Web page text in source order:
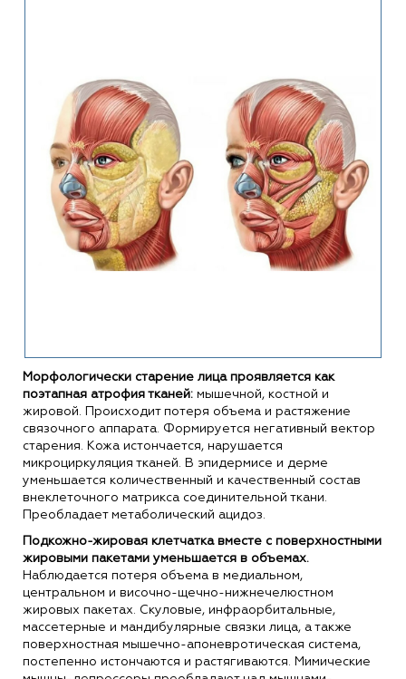
Морфологически старение лица проявляется как
поэтапная атрофия тканей: мышечной, костной и
жировой. Происходит потеря объема и растяжение
связочного аппарата. Формируется негативный вектор
старения. Кожа истончается, нарушается
микроциркуляция тканей. В эпидермисе и дерме
уменьшается количественный и качественный состав
внеклеточного матрикса соединительной ткани.
Преобладает метаболический ацидоз.
Подкожно-жировая клетчатка вместе с поверхностными
жировыми пакетами уменьшается в объемах.
Наблюдается потеря объема в медиальном,
центральном и височно-щечно-нижнечелюстном
жировых пакетах. Скуловые, инфраорбитальные,
массетерные и мандибулярные связки лица, а также
поверхностная мышечно-апоневротическая система,
постепенно истончаются и растягиваются. Мимические